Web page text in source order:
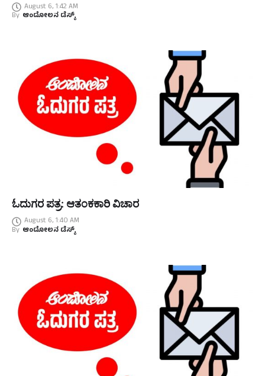
August 6, 1:42 AM
By ಆಂದೋಲನ ಡೆಸ್ಕ್
ಓದುಗರ ಪತ್ರ: ಆತಂಕಕಾರಿ ವಿಚಾರ
August 6, 1:40 AM
By ಆಂದೋಲನ ಡೆಸ್ಕ್